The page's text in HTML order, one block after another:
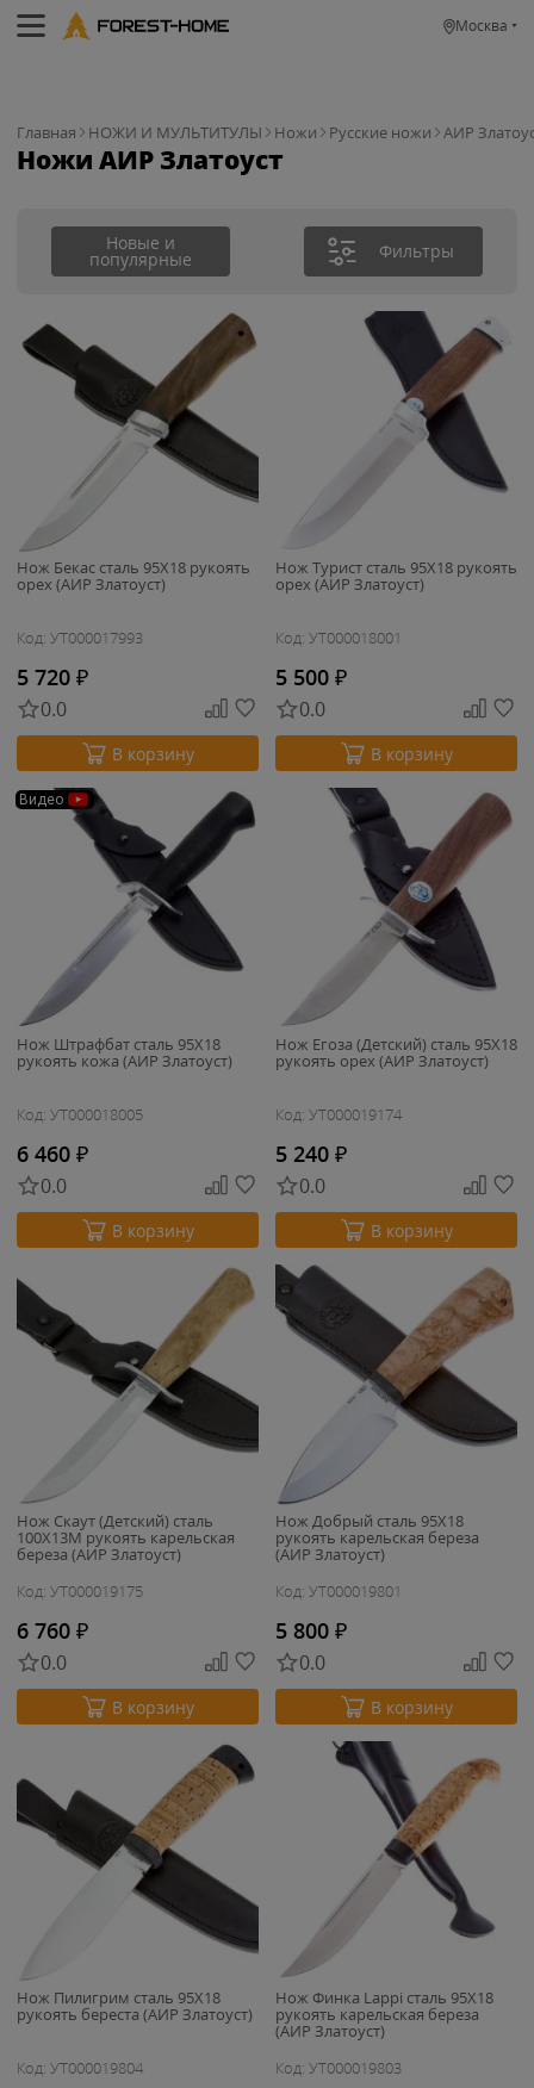
Москва
Главная НОЖИ И МУЛЬТИТУЛЫ Ножи Русские ножи АИР
Ножи АИР Златоуст
Новые и
популярные Фильтры
Нож Бекас сталь 95Х18 рукоять
орех (АИР Златоуст)
Код: УТ000017993
5 720 ₽
0.0
В корзину
Нож Турист сталь 95Х18 рукоять
орех (АИР Златоуст)
Код: УТ000018001
5 500 ₽
0.0
В корзину
Видео
Нож Штрафбат сталь 95Х18
рукоять кожа (АИР Златоуст)
Код: УТ000018005
6 460 ₽
0.0
В корзину
Нож Егоза (Детский) сталь 95Х18
рукоять орех (АИР Златоуст)
Код: УТ000019174
5 240 ₽
0.0
В корзину
Нож Скаут (Детский) сталь
100Х13М рукоять карельская
береза (АИР Златоуст)
Код: УТ000019175
6 760 ₽
0.0
В корзину
Нож Добрый сталь 95Х18
рукоять карельская береза
(АИР Златоуст)
Код: УТ000019801
5 800 ₽
0.0
В корзину
Нож Пилигрим сталь 95Х18
рукоять береста (АИР Златоуст)
Код: УТ000019804
Нож Финка Lappi сталь 95Х18
рукоять карельская береза
(АИР Златоуст)
Код: УТ000019803